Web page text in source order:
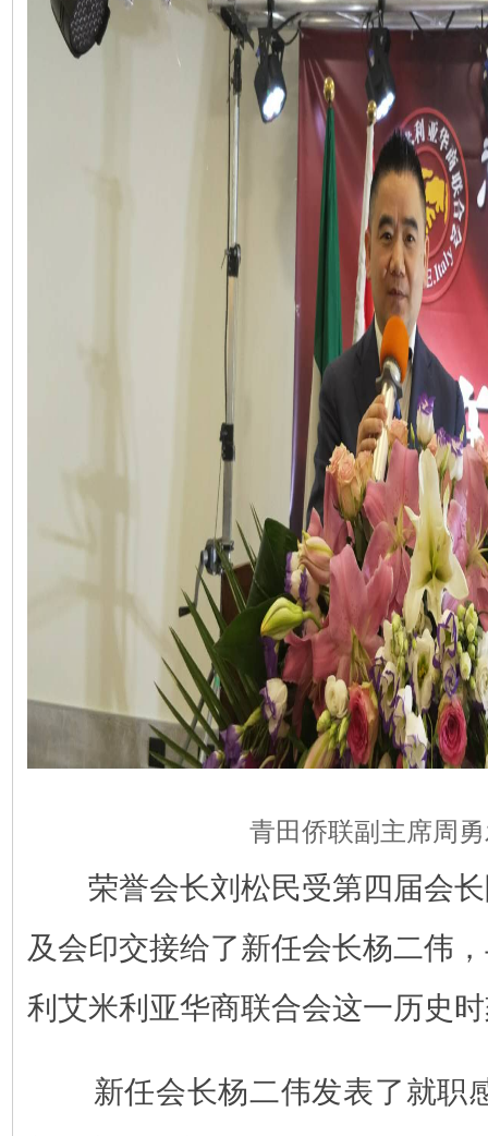
青田侨联副主席周
荣誉会长刘松民受第四届会长
及会印交接给了新任会长杨二伟
利艾米利亚华商联合会这一历史
新任会长杨二伟发表了就职